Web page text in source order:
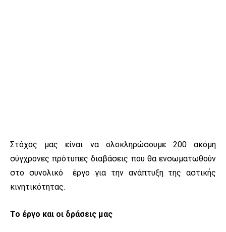
Στόχος μας είναι να ολοκληρώσουμε 200 ακόμη
σύγχρονες πρότυπες διαβάσεις που θα ενσωματωθούν
στο συνολικό έργο για την ανάπτυξη της αστικής
κινητικότητας.
Το έργο και οι δράσεις μας